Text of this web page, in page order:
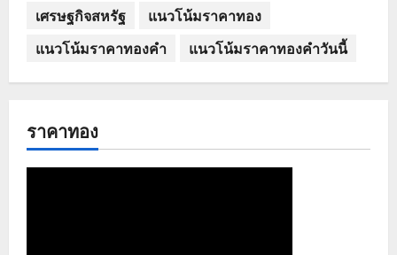
เศรษฐกิจสหรัฐ
แนวโน้มราคาทอง
แนวโน้มราคาทองคำ
แนวโน้มราคาทองคำวันนี้
ราคาทอง